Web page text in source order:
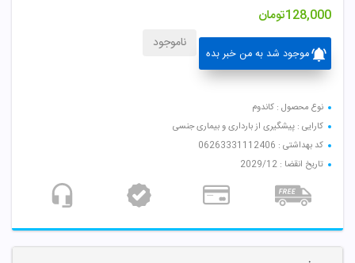
128,000تومان
موجود شد به من خبر بده
ناموجود
نوع محصول : کاندوم
کارایی : پیشگیری از بارداری و بیماری جنسی
کد بهداشتی : 06263331112406
تاریخ انقضا : 2029/12